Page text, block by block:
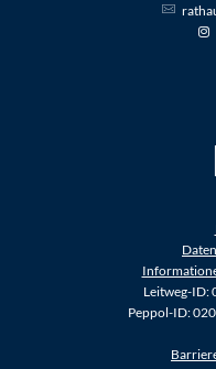
Leitweg-ID:
Peppol-ID: